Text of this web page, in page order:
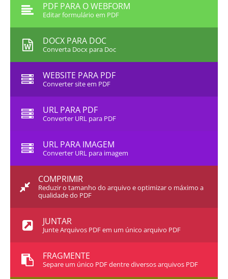
PDF PARA O WEBFORM
Editar formulário em PDF
DOCX PARA DOC
Converta Docx para Doc
WEBSITE PARA PDF
Converter site em PDF
URL PARA PDF
Converter URL para PDF
URL PARA IMAGEM
Converter URL para imagem
COMPRIMIR
Reduzir o tamanho do arquivo e optimizar o máximo a
qualidade do PDF
JUNTAR
Junte Arquivos PDF em um único arquivo PDF
FRAGMENTE
Separe um único PDF dentre diversos arquivos PDF